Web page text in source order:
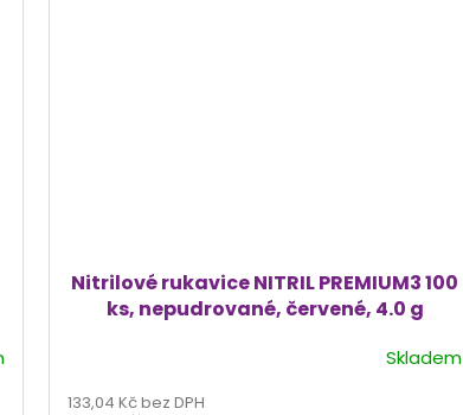
Nitrilové rukavice NITRIL PREMIUM3 100
ks, nepudrované, červené, 4.0 g
produktu
Skladem
133,04 Kč bez DPH